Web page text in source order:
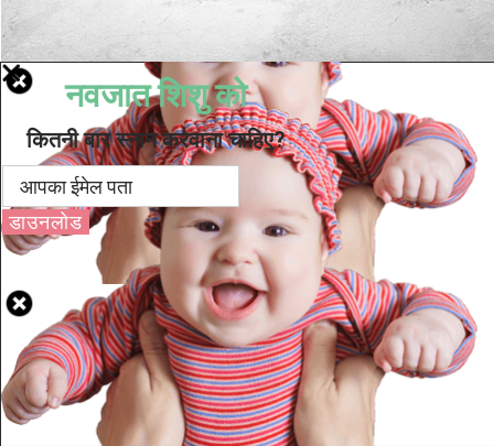
Well Done.
नवजात शिशु को
कितनी बार स्नान करवाना चाहिए?
डाउनलोड